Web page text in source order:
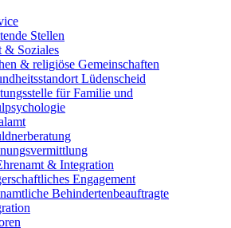
Stellen
& Soziales
& religiöse Gemeinschaften
Lüdenscheid
für Familie und
& Integration
Engagement
Behindertenbeauftragte